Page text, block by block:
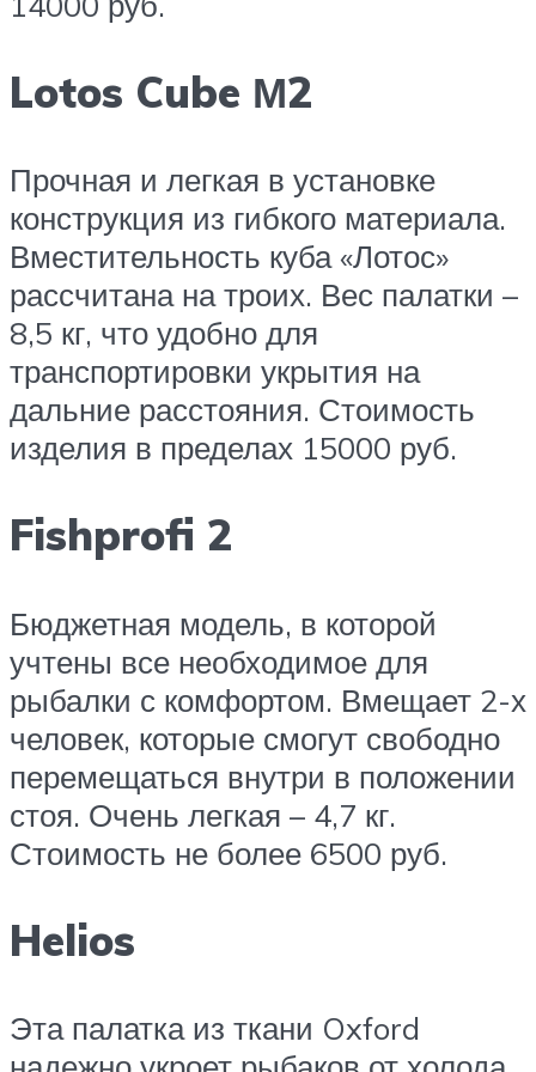
Lotos Cube М2
Прочная и легкая в установке
конструкция из гибкого материала.
Вместительность куба «Лотос»
рассчитана на троих. Вес палатки –
8,5 кг, что удобно для
транспортировки укрытия на
дальние расстояния. Стоимость
изделия в пределах 15000 руб.
Fishprofi 2
Бюджетная модель, в которой
учтены все необходимое для
рыбалки с комфортом. Вмещает 2-х
человек, которые смогут свободно
перемещаться внутри в положении
стоя. Очень легкая – 4,7 кг.
Стоимость не более 6500 руб.
Helios
Эта палатка из ткани Oxford